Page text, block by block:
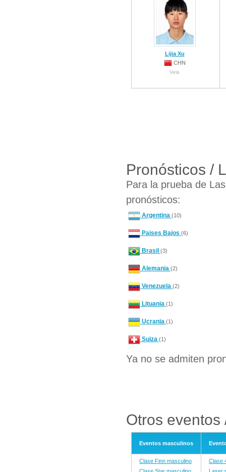
Lijia Xu
CHN
Vela
Pronósticos /
Para la prueba de
pronósticos:
Argentina (10)
Paises Bajos (6)
Brasil (3)
Alemania (2)
Venezuela (2)
Lituania (1)
Ucrania (1)
Suiza (1)
Ya no se admiten
Otros eventos
Eventos masculinos
Clase Finn masculino
Clase